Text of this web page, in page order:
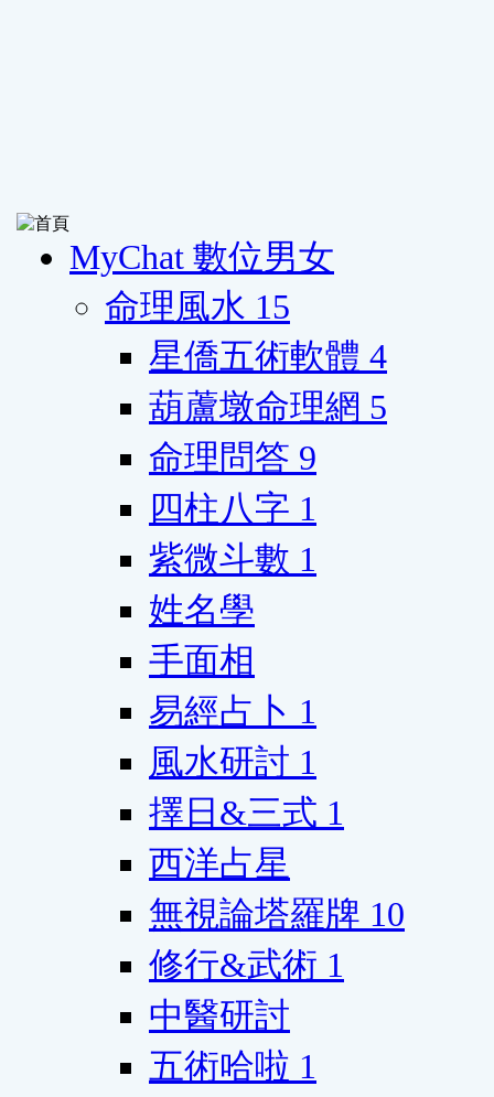
MyChat 數位男女
命理風水 15
星僑五術軟體 4
葫蘆墩命理網 5
命理問答 9
四柱八字 1
紫微斗數 1
姓名學
手面相
易經占卜 1
風水研討 1
擇日&三式 1
西洋占星
無視論塔羅牌 10
修行&武術 1
中醫研討
五術哈啦 1